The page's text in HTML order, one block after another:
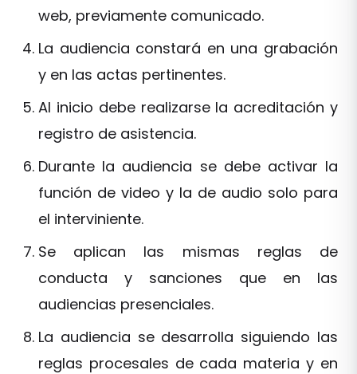
web, previamente comunicado.
La audiencia constará en una grabación
y en las actas pertinentes.
Al inicio debe realizarse la acreditación y
registro de asistencia.
Durante la audiencia se debe activar la
función de video y la de audio solo para
el interviniente.
Se aplican las mismas reglas de
conducta y sanciones que en las
audiencias presenciales.
La audiencia se desarrolla siguiendo las
reglas procesales de cada materia y en